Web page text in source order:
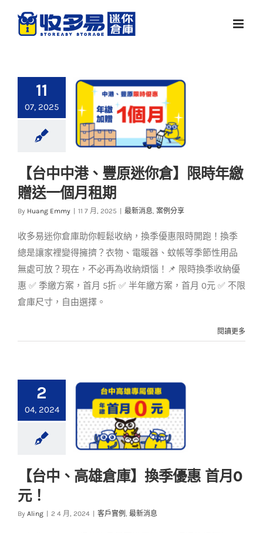
11
07, 2025
【台中中港、豐原迷
你倉】限時年繳贈送
一個月租期
【台中中港、豐原迷你倉】限時年繳
贈送一個月租期
By Huang Emmy 11 7 月, 2025 最新消息, 案例分享
收多易迷你倉庫助你輕鬆收納，換季優惠限時開跑！換季
總是讓家裡變得擁擠？衣物、電暖器、蚊帳等季節性用品
無處可放？現在，不必再為收納煩惱！📌 限時換季收納優
惠 ✅ 季繳方案，首月 5折 ✅ 半年繳方案，首月 0元 ✅ 不限
倉庫尺寸，自由選擇。
閱讀更多
2
04, 2024
客戶實例 最新消息
【台中、高雄倉庫】換季優惠 首月0
元！
By Aling 2 4 月, 2024 客戶實例 , 最新消息